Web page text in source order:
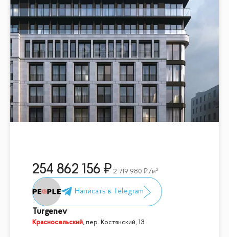
254 862 156 2 719 980 /м²
Turgenev
Красносельский, пер. Костянский, 13